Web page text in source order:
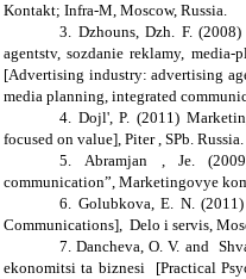
Kontakt; Infra-M, Moscow, Russia.
3. Dzhouns, Dzh. F.
agentstv, sozdanie reklamy,
[Advertising industry: advertising
media planning, integrated
4. Dojl', P. (2011)
focused on value], Piter , SPb. Russia.
5.
Abramjan , Je.
communication”, Marketingovye
6. Golubkova, E. N.
Communications], Delo i servis,
7. Dancheva, O. V. and
ekonomitsi ta biznesi
[Practical